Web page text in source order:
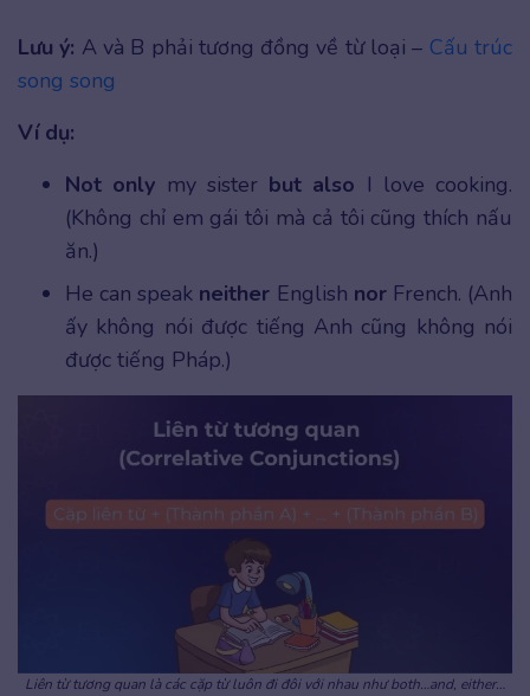
Lưu ý: A và B phải tương đồng về từ loại – Cấu trúc
song song
Ví dụ:
Not only my sisterbut also I love cooking.
(Không chỉ em gái tôi mà cả tôi cũng thích nấu
ăn.)
He can speak neither English nor French. (Anh
ấy không nói được tiếng Anh cũng không nói
được tiếng Pháp.)
Liên từ tương quan là các cặp từ luôn đi đôi với nhau như both…and, either…